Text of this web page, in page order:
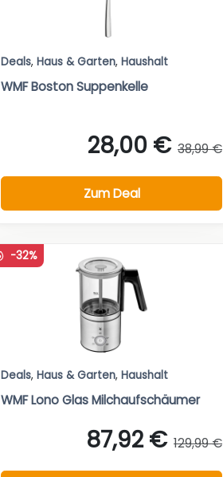
Deals, Haus & Garten, Haushalt
WMF Boston Suppenkelle
28,00 € 38,99 €
Zum Deal
-32%
Deals, Haus & Garten, Haushalt
WMF Lono Glas Milchaufschäumer
87,92 € 129,99 €